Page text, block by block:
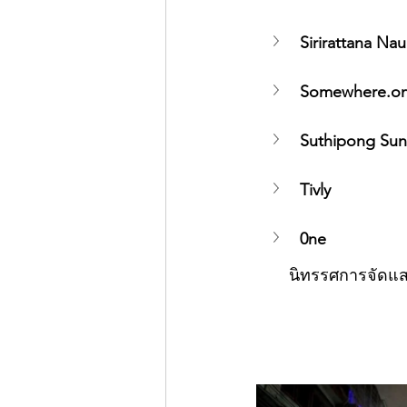
Sirirattana
Suthipong
Tivly
0ne
นิทรรศการจัดแ